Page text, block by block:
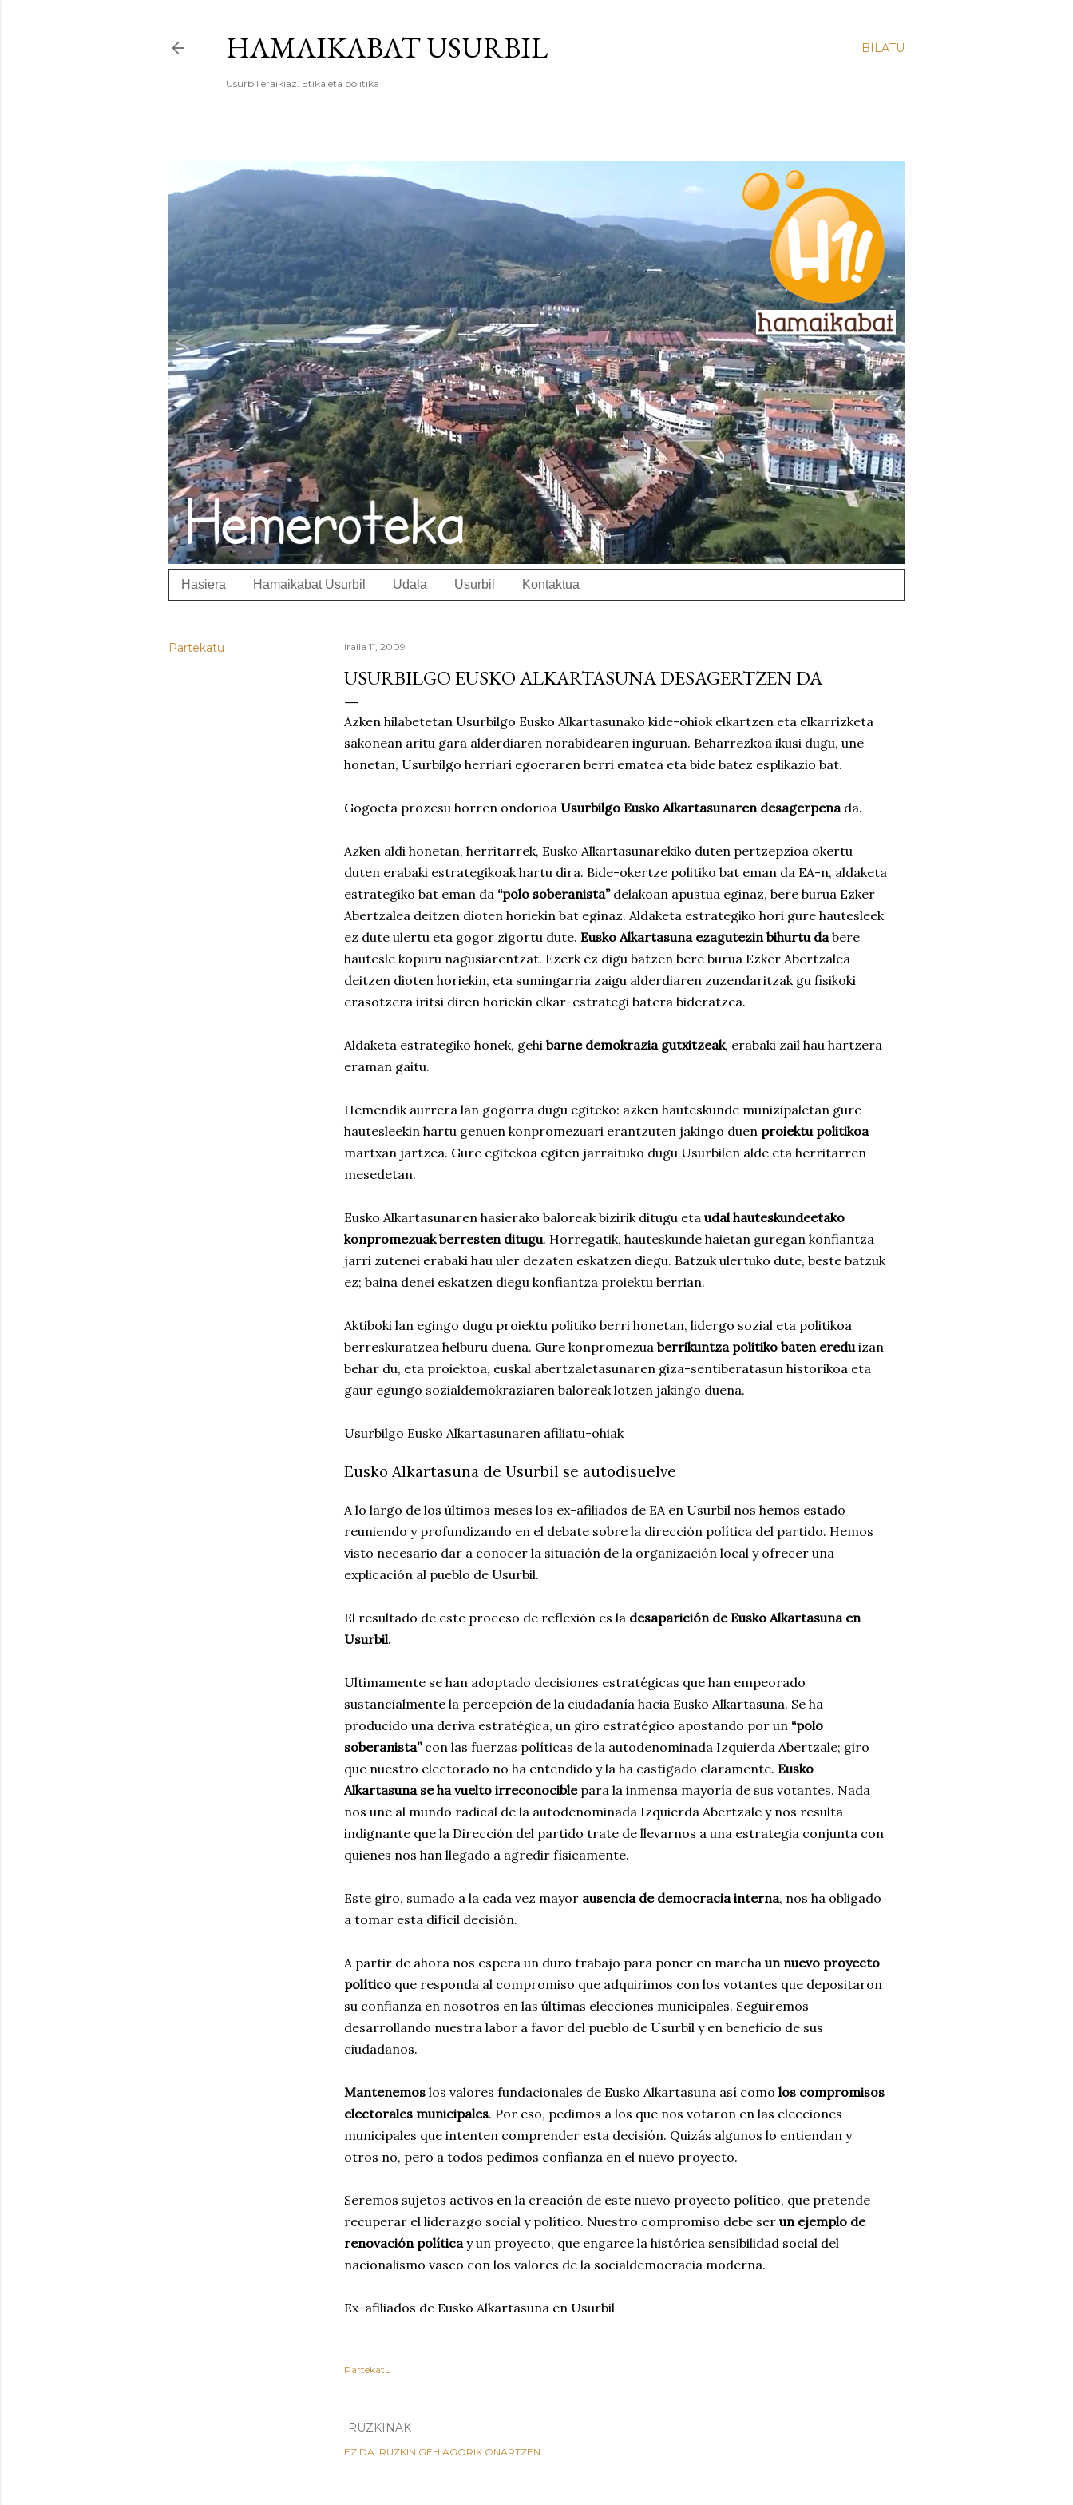
BILATU
HAMAIKABAT USURBIL
Usurbil eraikiaz. Etika eta politika
Hasiera Hamaikabat Usurbil Udala Usurbil Kontaktua
Partekatu iraila 11, 2009
USURBILGO EUSKO ALKARTASUNA DESAGERTZEN DA
Azken hilabetetan Usurbilgo Eusko Alkartasunako kide-ohiok elkartzen eta elkarrizketa
sakonean aritu gara alderdiaren norabidearen inguruan. Beharrezkoa ikusi dugu, une
honetan, Usurbilgo herriari egoeraren berri ematea eta bide batez esplikazio bat.
Gogoeta prozesu horren ondorioa Usurbilgo Eusko Alkartasunaren desagerpenada.
Azken aldi honetan, herritarrek, Eusko Alkartasunarekiko duten pertzepzioa okertu
duten erabaki estrategikoak hartu dira. Bide-okertze politiko bat eman da EA-n, aldaketa
estrategiko bat eman da “polo soberanista”delakoan apustua eginaz, bere burua Ezker
Abertzalea deitzen dioten horiekin bat eginaz. Aldaketa estrategiko hori gure hautesleek
ez dute ulertu eta gogor zigortu dute. Eusko Alkartasuna ezagutezin bihurtu dabere
hautesle kopuru nagusiarentzat. Ezerk ez digu batzen bere burua Ezker Abertzalea
deitzen dioten horiekin, eta sumingarria zaigu alderdiaren zuzendaritzak gu fisikoki
erasotzera iritsi diren horiekin elkar-estrategi batera bideratzea.
Aldaketa estrategiko honek, gehi barne demokrazia gutxitzeak, erabaki zail hau hartzera
eraman gaitu.
Hemendik aurrera lan gogorra dugu egiteko: azken hauteskunde munizipaletan gure
hautesleekin hartu genuen konpromezuari erantzuten jakingo duen proiektu politikoa
martxan jartzea. Gure egitekoa egiten jarraituko dugu Usurbilen alde eta herritarren
mesedetan.
Eusko Alkartasunaren hasierako baloreak bizirik ditugu eta udal hauteskundeetako
konpromezuak berresten ditugu. Horregatik, hauteskunde haietan guregan konfiantza
jarri zutenei erabaki hau uler dezaten eskatzen diegu. Batzuk ulertuko dute, beste batzuk
ez; baina denei eskatzen diegu konfiantza proiektu berrian.
Aktiboki lan egingo dugu proiektu politiko berri honetan, lidergo sozial eta politikoa
berreskuratzea helburu duena. Gure konpromezua berrikuntza politiko baten ereduizan
behar du, eta proiektoa, euskal abertzaletasunaren giza-sentiberatasun historikoa eta
gaur egungo sozialdemokraziaren baloreak lotzen jakingo duena.
Usurbilgo Eusko Alkartasunaren afiliatu-ohiak
Eusko Alkartasuna de Usurbil se autodisuelve
A lo largo de los últimos meses los ex-afiliados de EA en Usurbil nos hemos estado
reuniendo y profundizando en el debate sobre la dirección política del partido. Hemos
visto necesario dar a conocer la situación de la organización local y ofrecer una
explicación al pueblo de Usurbil.
El resultado de este proceso de reflexión es la desaparición de Eusko Alkartasuna en
Usurbil.
Ultimamente se han adoptado decisiones estratégicas que han empeorado
sustancialmente la percepción de la ciudadanía hacia Eusko Alkartasuna. Se ha
producido una deriva estratégica, un giro estratégico apostando por un “polo
soberanista”con las fuerzas políticas de la autodenominada Izquierda Abertzale; giro
que nuestro electorado no ha entendido y la ha castigado claramente. Eusko
Alkartasuna se ha vuelto irreconociblepara la inmensa mayoría de sus votantes. Nada
nos une al mundo radical de la autodenominada Izquierda Abertzale y nos resulta
indignante que la Dirección del partido trate de llevarnos a una estrategia conjunta con
quienes nos han llegado a agredir físicamente.
Este giro, sumado a la cada vez mayor ausencia de democracia interna, nos ha obligado
a tomar esta difícil decisión.
A partir de ahora nos espera un duro trabajo para poner en marcha un nuevo proyecto
político que responda al compromiso que adquirimos con los votantes que depositaron
su confianza en nosotros en las últimas elecciones municipales. Seguiremos
desarrollando nuestra labor a favor del pueblo de Usurbil y en beneficio de sus
ciudadanos.
Mantenemos los valores fundacionales de Eusko Alkartasuna así como los compromisos
electorales municipales. Por eso, pedimos a los que nos votaron en las elecciones
municipales que intenten comprender esta decisión. Quizás algunos lo entiendan y
otros no, pero a todos pedimos confianza en el nuevo proyecto.
Seremos sujetos activos en la creación de este nuevo proyecto político, que pretende
recuperar el liderazgo social y político. Nuestro compromiso debe ser un ejemplo de
renovación políticay un proyecto, que engarce la histórica sensibilidad social del
nacionalismo vasco con los valores de la socialdemocracia moderna.
Ex-afiliados de Eusko Alkartasuna en Usurbil
Partekatu
IRUZKINAK
EZ DA IRUZKIN GEHIAGORIK ONARTZEN.